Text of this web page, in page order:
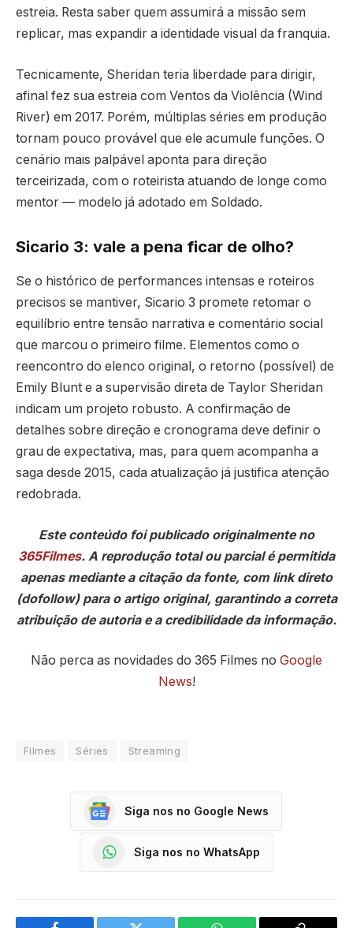
estreia. Resta saber quem assumirá a missão sem
replicar, mas expandir a identidade visual da franquia.
Tecnicamente, Sheridan teria liberdade para dirigir,
afinal fez sua estreia com Ventos da Violência (Wind
River) em 2017. Porém, múltiplas séries em produção
tornam pouco provável que ele acumule funções. O
cenário mais palpável aponta para direção
terceirizada, com o roteirista atuando de longe como
mentor — modelo já adotado em Soldado.
Sicario 3: vale a pena ficar de olho?
Se o histórico de performances intensas e roteiros
precisos se mantiver, Sicario 3 promete retomar o
equilíbrio entre tensão narrativa e comentário social
que marcou o primeiro filme. Elementos como o
reencontro do elenco original, o retorno (possível) de
Emily Blunt e a supervisão direta de Taylor Sheridan
indicam um projeto robusto. A confirmação de
detalhes sobre direção e cronograma deve definir o
grau de expectativa, mas, para quem acompanha a
saga desde 2015, cada atualização já justifica atenção
redobrada.
Este conteúdo foi publicado originalmente no
365Filmes. A reprodução total ou parcial é permitida
apenas mediante a citação da fonte, com link direto
(dofollow) para o artigo original, garantindo a correta
atribuição de autoria e a credibilidade da informação.
Não perca as novidades do 365 Filmes no Google
News!
Filmes Séries Streaming
Siga nos no Google News
Siga nos no WhatsApp